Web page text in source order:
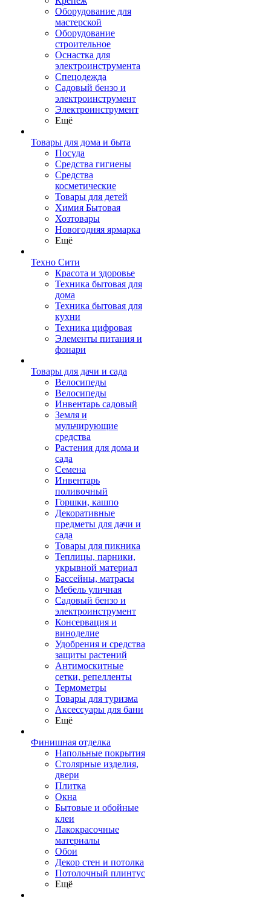
Оборудование для
мастерской
Оборудование
строительное
Оснастка для
электроинструмента
Спецодежда
Садовый бензо и
электроинструмент
Электроинструмент
Ещё
Товары для дома и быта
Посуда
Средства гигиены
Средства
косметические
Товары для детей
Химия Бытовая
Хозтовары
Новогодняя ярмарка
Ещё
Техно Сити
Красота и здоровье
Техника бытовая для
дома
Техника бытовая для
кухни
Техника цифровая
Элементы питания и
фонари
Товары для дачи и сада
Велосипеды
Велосипеды
Инвентарь садовый
Земля и
мульчирующие
средства
Растения для дома и
сада
Семена
Инвентарь
поливочный
Горшки, кашпо
Декоративные
предметы для дачи и
сада
Товары для пикника
Теплицы, парники,
укрывной материал
Бассейны, матрасы
Мебель уличная
Садовый бензо и
электроинструмент
Консервация и
виноделие
Удобрения и средства
защиты растений
Антимоскитные
сетки, репелленты
Термометры
Товары для туризма
Аксессуары для бани
Ещё
Финишная отделка
Напольные покрытия
Столярные изделия,
двери
Плитка
Окна
Бытовые и обойные
клеи
Лакокрасочные
материалы
Обои
Декор стен и потолка
Потолочный плинтус
Ещё